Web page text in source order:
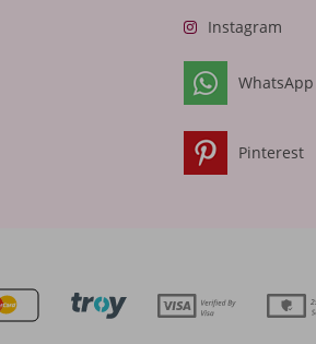
Instagram
WhatsApp
Pinterest